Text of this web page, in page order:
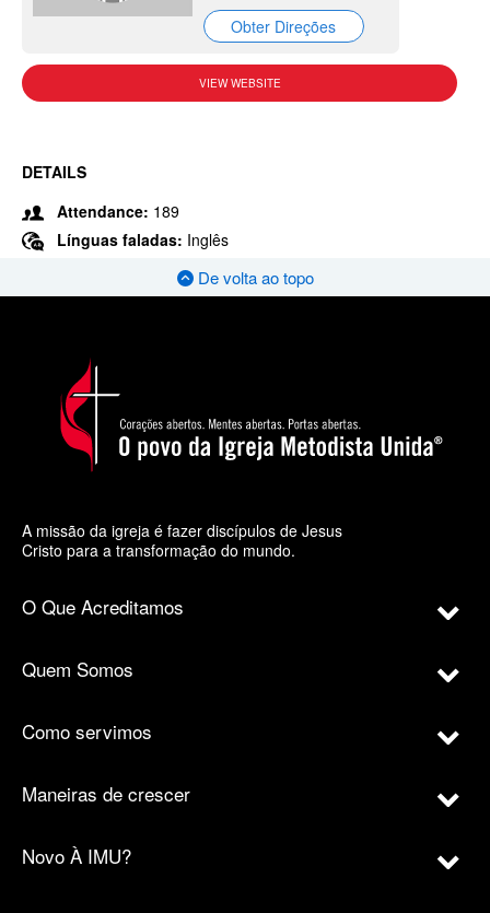
Obter Direções
VIEW WEBSITE
DETAILS
Attendance: 189
Línguas faladas: Inglês
De volta ao topo
A missão da igreja é fazer discípulos de Jesus
Cristo para a transformação do mundo.
O Que Acreditamos
Quem Somos
Como servimos
Maneiras de crescer
Novo À IMU?